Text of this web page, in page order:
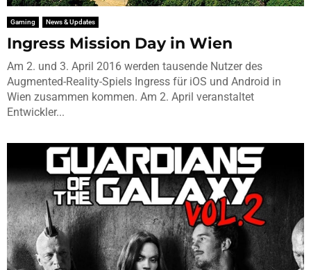
Gaming News & Updates
Ingress Mission Day in Wien
Am 2. und 3. April 2016 werden tausende Nutzer des
Augmented-Reality-Spiels Ingress für iOS und Android in
Wien zusammen kommen. Am 2. April veranstaltet
Entwickler...